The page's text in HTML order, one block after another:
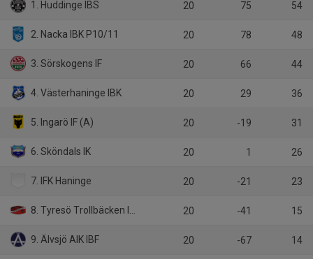
1. Huddinge IBS 20 75 54
2. Nacka IBK P10/11 20 78 48
3. Sörskogens IF 20 66 44
4. Västerhaninge IBK 20 29 36
5. Ingarö IF (A) 20 -19 31
6. Sköndals IK 20 1 26
7. IFK Haninge 20 -21 23
8. Tyresö Trollbäcken IBK 20 -41 15
9. Älvsjö AIK IBF 20 -67 14